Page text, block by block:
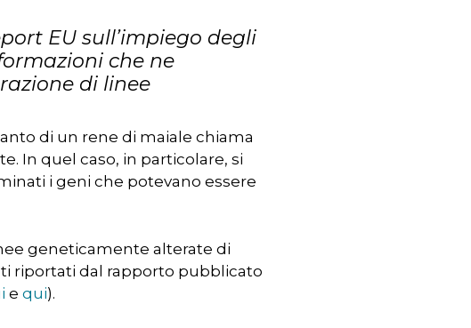
EU sull’impiego degli
che ne
di linee
di un rene di maiale chiama
In quel caso, in particolare, si
i geni che potevano essere
geneticamente alterate di
riportati dal rapporto pubblicato
e qui).